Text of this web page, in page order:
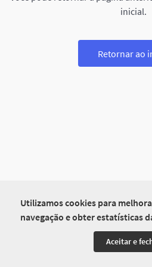
Utilizamos cookies para
navegação e obter estatísticas
Aceitar e
inicial.
Retornar ao